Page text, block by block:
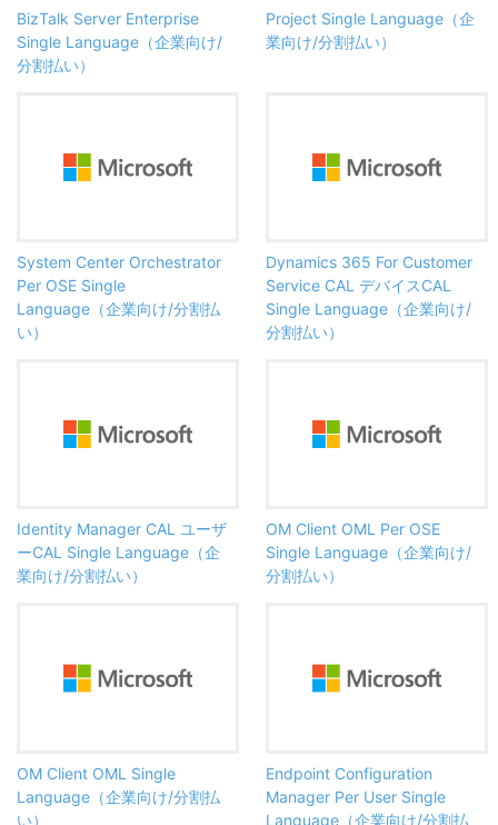
BizTalk Server Enterprise
Single Language（企業向け/
分割払い）
Project Single Language（企
業向け/分割払い）
System Center Orchestrator
Per OSE Single
Language（企業向け/分割払
い）
Dynamics 365 For Customer
Service CAL デバイスCAL
Single Language（企業向け/
分割払い）
Identity Manager CAL ユーザ
ーCAL Single Language（企
業向け/分割払い）
OM Client OML Per OSE
Single Language（企業向け/
分割払い）
OM Client OML Single
Language（企業向け/分割払
い）
Endpoint Configuration
Manager Per User Single
Language（企業向け/分割払